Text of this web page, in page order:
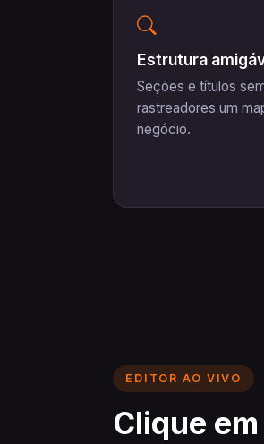
Estrutura
Seções e títulos
rastreadores um
negócio.
EDITOR AO VIVO
Clique